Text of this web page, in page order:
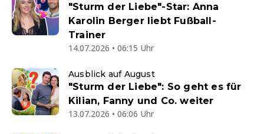
"Sturm der Liebe"-Star: Anna
Karolin Berger liebt Fußball-
Trainer
14.07.2026 • 06:15 Uhr
Ausblick auf August
"Sturm der Liebe": So geht es für
Kilian, Fanny und Co. weiter
13.07.2026 • 06:06 Uhr